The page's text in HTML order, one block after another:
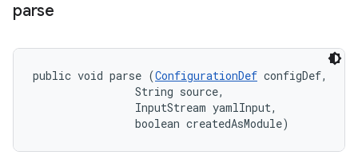
parse
public void parse (ConfigurationDef configDef,
                String source,
                InputStream yamlInput,
                boolean createdAsModule)